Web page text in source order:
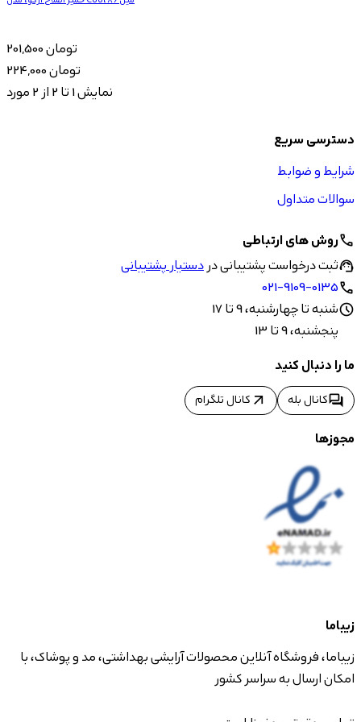
201,500 تومان
224,000 تومان
نمایش 1 تا 2 از 2 مورد
دسترسی سریع
شرایط و ضوابط
سوالات متداول
callروش های ارتباطی
support_agentثبت درخواست پشتیبانی دردستیار پشتیبانی
call
021-9109-0135
scheduleشنبه تا چهارشنبه، 9 تا 17
پنجشنبه، 9 تا 13
ما را دنبال کنید
forumکانال بله arrow_outward کانال تلگرام
مجوزها
زیباما
زیباما، فروشگاه آنلاین محصولات آرایشی بهداشتی، مد و پوشاک، با
امکان ارسال به سراسر کشور